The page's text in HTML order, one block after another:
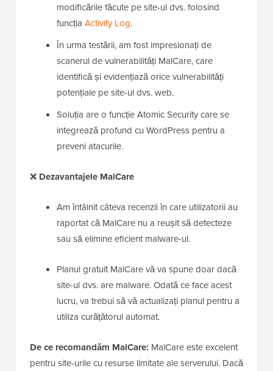
modificările făcute pe site-ul dvs. folosind
funcția Activity Log.
În urma testării, am fost impresionați de
scanerul de vulnerabilități MalCare, care
identifică și evidențiază orice vulnerabilități
potențiale pe site-ul dvs. web.
Soluția are o funcție Atomic Security care se
integrează profund cu WordPress pentru a
preveni atacurile.
❌ Dezavantajele MalCare
Am întâlnit câteva recenzii în care utilizatorii au
raportat că MalCare nu a reușit să detecteze
sau să elimine eficient malware-ul.
Planul gratuit MalCare vă va spune doar dacă
site-ul dvs. are malware. Odată ce face acest
lucru, va trebui să vă actualizați planul pentru a
utiliza curățătorul automat.
De ce recomandăm MalCare: MalCare este excelent
pentru site-urile cu resurse limitate ale serverului. Dacă